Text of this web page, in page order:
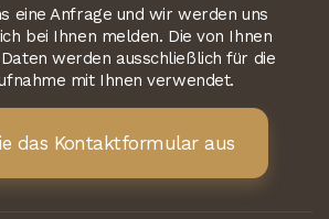
eine Anfrage und wir werden uns
bei Ihnen melden. Die von Ihnen
werden ausschließlich für die
mit Ihnen verwendet.
das Kontaktformular aus